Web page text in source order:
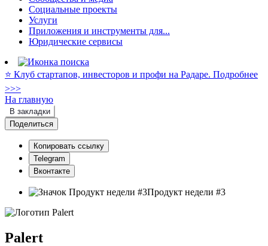
Социальные проекты
Услуги
Приложения и инструменты для...
Юридические сервисы
⭐️ Клуб стартапов, инвесторов и профи на Радаре. Подробнее
>>>
На главную
В закладки
Поделиться
Копировать ссылку
Telegram
Вконтакте
Продукт недели #3
Palert